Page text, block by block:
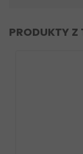
PRODUKTY Z